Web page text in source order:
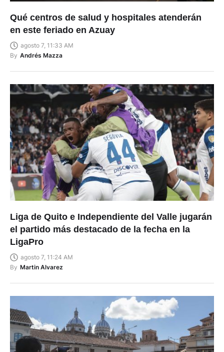
Qué centros de salud y hospitales atenderán
en este feriado en Azuay
agosto 7, 11:33 AM
By Andrés Mazza
Liga de Quito e Independiente del Valle jugarán
el partido más destacado de la fecha en la
LigaPro
agosto 7, 11:24 AM
By Martin Alvarez